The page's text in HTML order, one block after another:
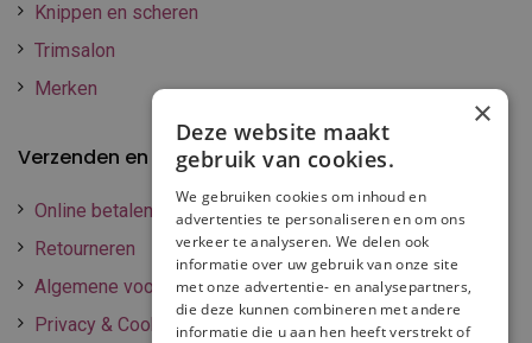
Knippen en scheren
Trimsalon
Merken
Verzenden en betalen
Online betalen
Retourneren
Algemene voorwaarden
Privacy & Cookie policy
×
Deze website maakt
gebruik van cookies.
We gebruiken cookies om inhoud en
advertenties te personaliseren en om ons
verkeer te analyseren. We delen ook
informatie over uw gebruik van onze site
met onze advertentie- en analysepartners,
die deze kunnen combineren met andere
informatie die u aan hen heeft verstrekt of